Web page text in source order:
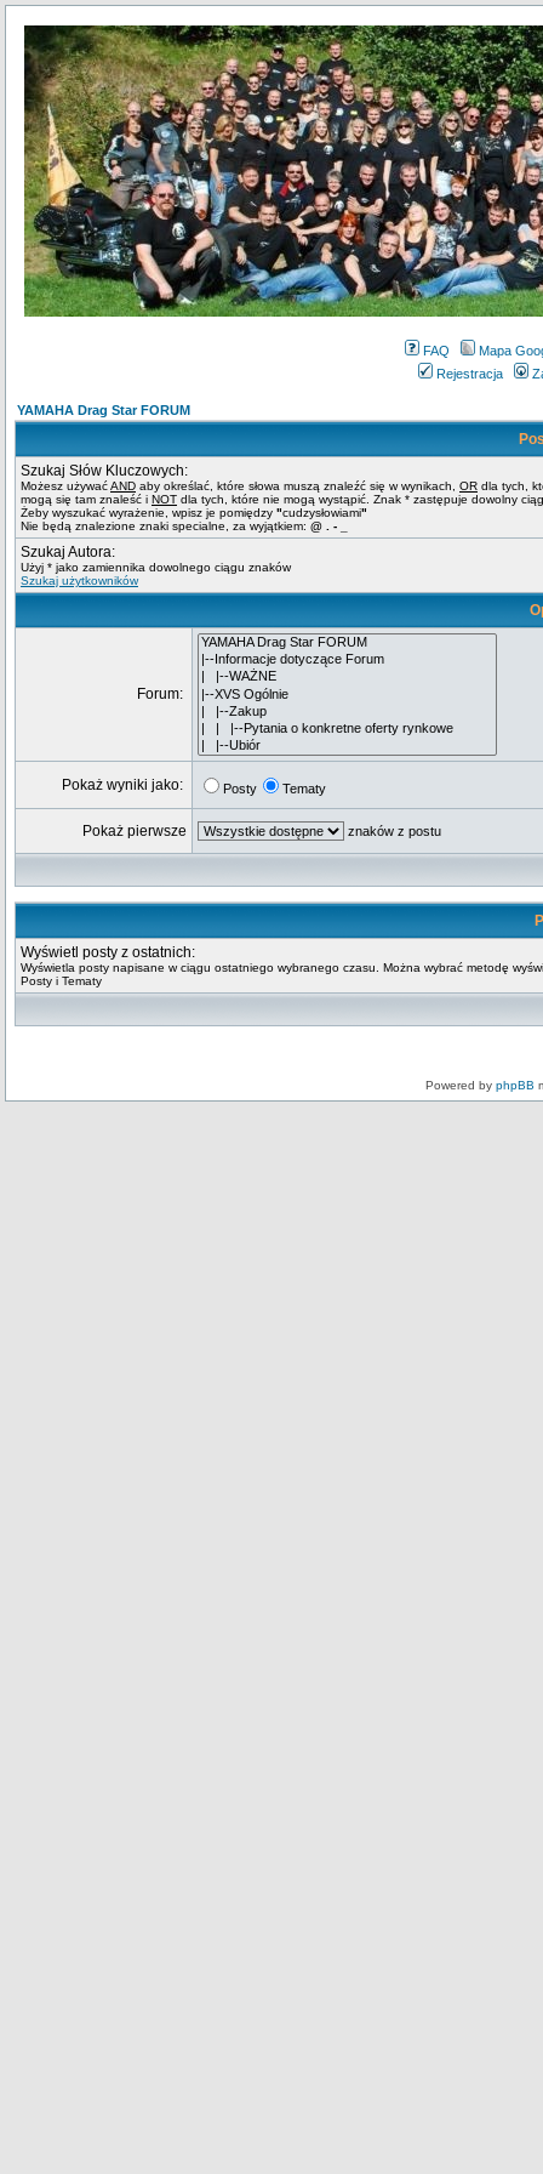
FAQ
Mapa
Rejestracja
YAMAHA Drag Star FORUM
Szukaj Słów Kluczowych:
Możesz używaćAND aby określać, które słowa muszą znaleźć się w wynikach, OR dla tych,
mogą się tam znaleść i NOT dla tych, które nie mogą wystąpić. Znak * zastępuje dowolny
Żeby wyszukać wyrażenie, wpisz je pomiędzy "cudzysłowiami"
Nie będą znalezione znaki specialne, za wyjątkiem: @ . - _
Szukaj Autora:
Użyj * jako zamiennika dowolnego ciągu znaków
Szukaj użytkowników
Forum:
Pokaż wyniki jako: Posty Tematy
Pokaż pierwsze znaków z postu
Wyświetl posty z ostatnich:
Wyświetla posty napisane w ciągu ostatniego wybranego czasu. Można wybrać metodę
Posty i Tematy
Powered by phpBB